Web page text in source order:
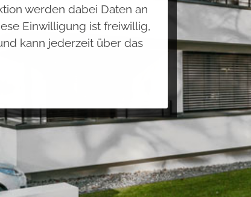
werden dabei Daten an
Einwilligung ist freiwillig,
kann jederzeit über das